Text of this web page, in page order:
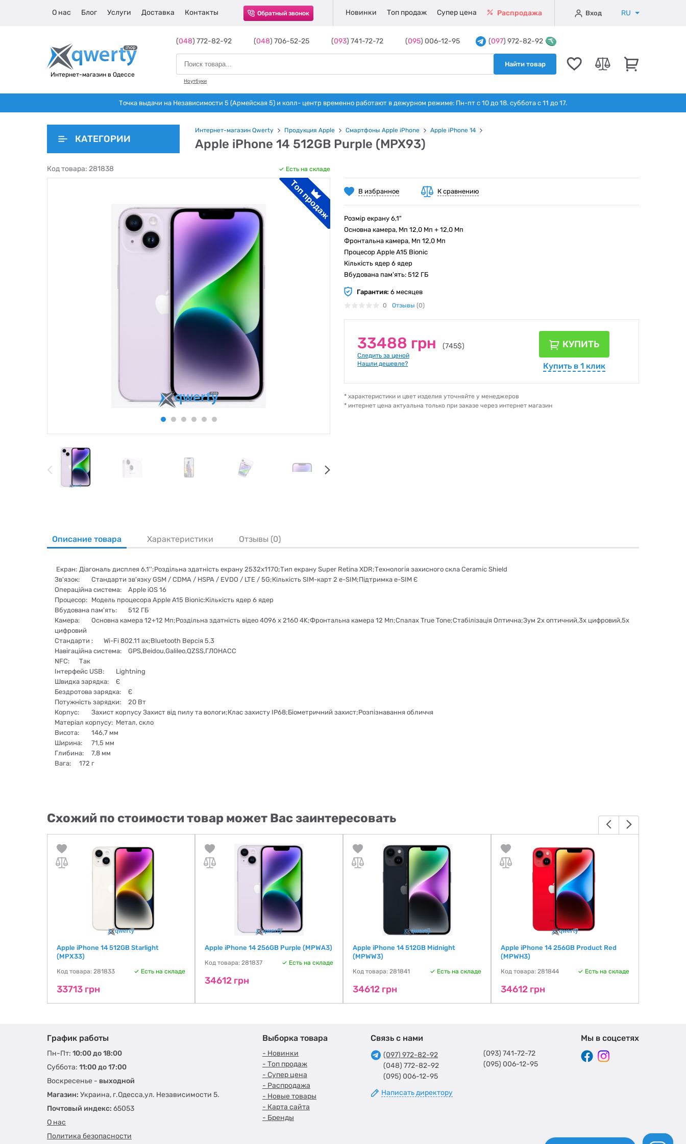
О нас Блог Услуги Доставка Контакты Обратный звонок Новинки Топ продаж Супер цена Распродажа Вход RU
Интернет-магазин в Одессе
(048) 772-82-92 (048) 706-52-25 (093) 741-72-72 (095) 006-12-95 (097) 972-82-92
Найти товар
Ноутбуки
Точка выдачи на Независимости 5 (Армейская 5) и колл- центр временно работают в дежурном режиме: Пн-пт с 10 до 18. суббота с 11 до 17.
КАТЕГОРИИ
Интернет-магазин Qwerty Продукция Apple Смартфоны Apple iPhone Apple iPhone 14
Apple iPhone 14 512GB Purple (MPX93)
Код товара: 281838 Есть на складе
В избранное К сравнению
Розмір екрану 6,1"
Основна камера, Мп 12,0 Мп + 12,0 Мп
Фронтальна камера, Мп 12,0 Мп
Процесор Apple A15 Bionic
Кількість ядер 6 ядер
Вбудована пам'ять: 512 ГБ
Гарантия: 6 месяцев
0 Отзывы (0)
33488 грн (745$)
Следить за ценой
Нашли дешевле?
КУПИТЬ
Купить в 1 клик
* характеристики и цвет изделия уточняйте у менеджеров
* интернет цена актуальна только при заказе через интернет магазин
Описание товара Характеристики Отзывы (0)
Екран: Діагональ дисплея 6,1'';Роздільна здатність екрану 2532х1170;Тип екрану Super Retina XDR;Технологія захисного скла Ceramic Shield
Зв'язок:
Стандарти зв'язку GSM / CDMA / HSPA / EVDO / LTE / 5G;Кількість SIM-карт 2 e-SIM;Підтримка e-SIM Є
Операційна система:
Apple iOS 16
Процесор: Модель процесора Apple A15 Bionic:Кількість ядер 6 ядер
Вбудована пам'ять:
512 ГБ
Камера:
Основна камера 12+12 Мп;Роздільна здатність відео 4096 x 2160 4K;Фронтальна камера 12 Мп;Спалах True Tone;Стабілізація Оптична;Зум 2х оптичний,3х цифровий,5х
цифровий
Стандарти :
Wi-Fi 802.11 ax;Bluetooth Версія 5.3
Навігаційна система:
GPS,Beidou,Galileo,QZSS,ГЛОНАСС
NFC:
Так
Інтерфейс USB:
Lightning
Швидка зарядка:
Є
Бездротова зарядка:
Є
Потужність зарядки:
20 Вт
Корпус:
Захист корпусу Захист від пилу та вологи;Клас захисту IP68;Біометричний захист;Розпізнавання обличчя
Матеріал корпусу: Метал, скло
Висота:
146,7 мм
Ширина:
71,5 мм
Глибина:
7,8 мм
Вага:
172 г
Схожий по стоимости товар может Вас заинтересовать
Apple iPhone 14 512GB Starlight
(MPX33)
Код товара: 281833 Есть на складе
33713 грн
Apple iPhone 14 256GB Purple (MPWA3)
Код товара: 281837 Есть на складе
34612 грн
Apple iPhone 14 512GB Midnight
(MPWW3)
Код товара: 281841 Есть на складе
34612 грн
Apple iPhone 14 256GB Product Red
(MPWH3)
Код товара: 281844 Есть на складе
34612 грн
График работы
Пн-Пт: 10:00 до 18:00
Суббота: 11:00 до 17:00
Воскресенье - выходной
Магазин: Украина, г.Одесса,ул. Независимости 5.
Почтовый индекс: 65053
О нас
Политика безопасности
Выборка товара
- Новинки
- Топ продаж
- Супер цена
- Распродажа
- Новые товары
- Карта сайта
- Бренды
Связь с нами
(097) 972-82-92
(048) 772-82-92
(095) 006-12-95
Написать директору
(093) 741-72-72
(095) 006-12-95
Мы в соцсетях